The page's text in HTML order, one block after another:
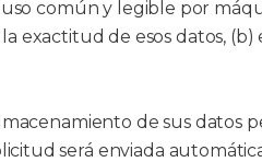
común y legible por
exactitud de esos datos,
de sus datos
será enviada